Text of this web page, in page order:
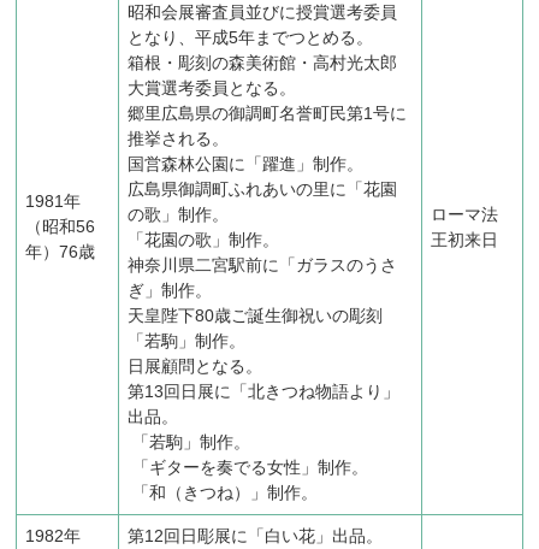
1981年
（昭和56
年）76歳
昭和会展審査員並びに授賞選考委員
となり、平成5年までつとめる。
箱根・彫刻の森美術館・高村光太郎
大賞選考委員となる。
郷里広島県の御調町名誉町民第1号に
推挙される。
国営森林公園に「躍進」制作。
広島県御調町ふれあいの里に「花園
の歌」制作。
「花園の歌」制作。
神奈川県二宮駅前に「ガラスのうさ
ぎ」制作。
天皇陛下80歳ご誕生御祝いの彫刻
「若駒」制作。
日展顧問となる。
第13回日展に「北きつね物語より」
出品。
「若駒」制作。
「ギターを奏でる女性」制作。
「和（きつね）」制作。
ローマ法
王初来日
1982年
第12回日彫展に「白い花」出品。